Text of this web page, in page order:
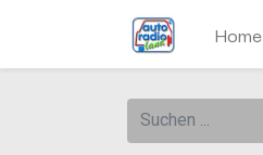
Home